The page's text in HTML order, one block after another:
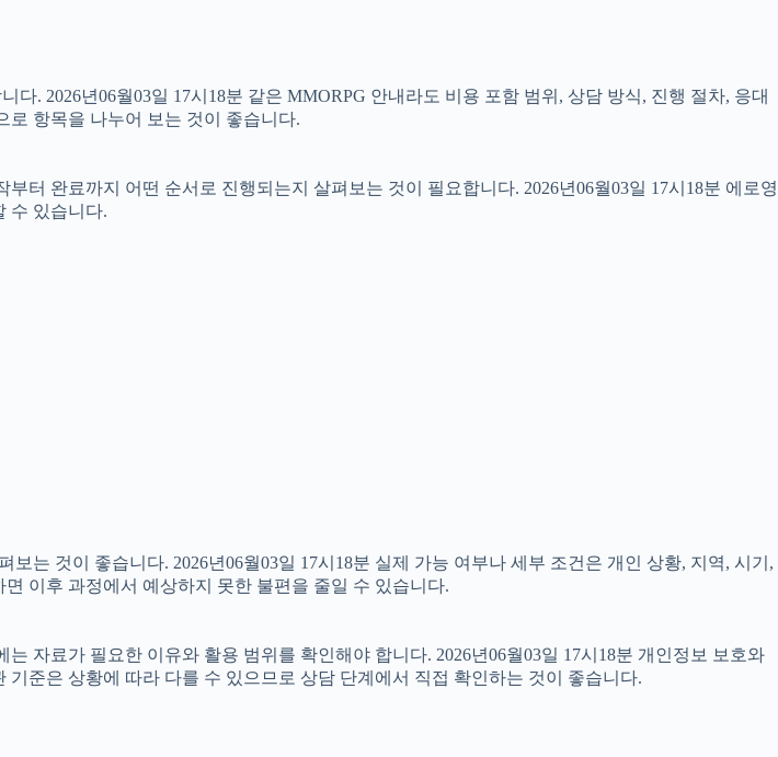
. 2026년06월03일 17시18분 같은 MMORPG 안내라도 비용 포함 범위, 상담 방식, 진행 절차, 응대
로 항목을 나누어 보는 것이 좋습니다.
터 완료까지 어떤 순서로 진행되는지 살펴보는 것이 필요합니다. 2026년06월03일 17시18분 에로영
수 있습니다.
는 것이 좋습니다. 2026년06월03일 17시18분 실제 가능 여부나 세부 조건은 개인 상황, 지역, 시기,
이후 과정에서 예상하지 못한 불편을 줄일 수 있습니다.
자료가 필요한 이유와 활용 범위를 확인해야 합니다. 2026년06월03일 17시18분 개인정보 보호와
준은 상황에 따라 다를 수 있으므로 상담 단계에서 직접 확인하는 것이 좋습니다.